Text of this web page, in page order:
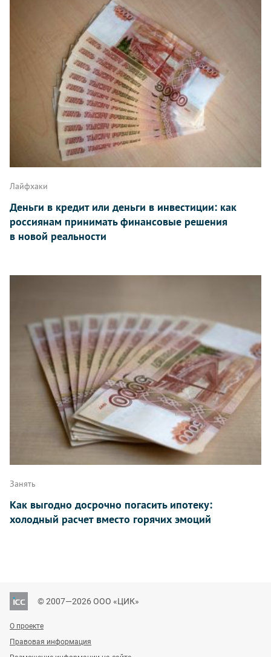
Лайфхаки
Деньги в кредит или деньги в инвестиции: как
россиянам принимать финансовые решения
в новой реальности
Занять
Как выгодно досрочно погасить ипотеку:
холодный расчет вместо горячих эмоций
© 2007—2026 ООО «ЦИК»
О проекте
Правовая информация